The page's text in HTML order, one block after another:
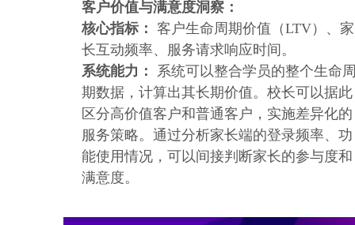
客户价值与满意度洞察：
核心指标： 客户生命周期价值（LTV）、家
长互动频率、服务请求响应时间。
系统能力：
系统可以整合学员的整个生命
期数据，计算出其长期价值。校长可以据此
区分高价值客户和普通客户，实施差异化的
服务策略。通过分析家长端的登录频率、功
能使用情况，可以间接判断家长的参与度和
满意度。